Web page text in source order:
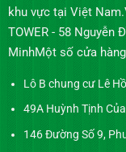
khu vực tại Việt
TOWER - 58 Nguyễn
MinhMột số cửa
Lô B chung cư Lê
49A Huỳnh Tịnh
146 Đường Số 9,